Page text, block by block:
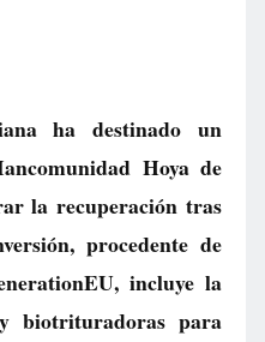
ha destinado un
Hoya de
la recuperación tras
procedente de
incluye la
biotrituradoras para